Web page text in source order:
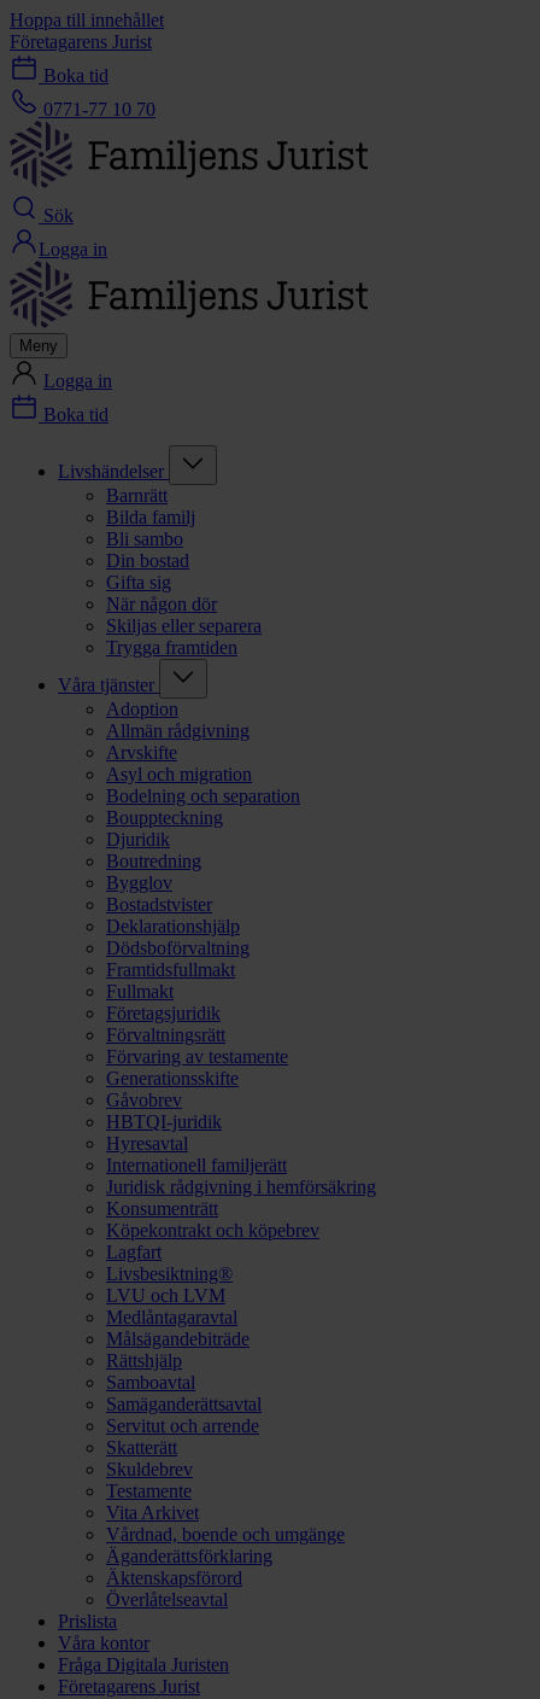
Hoppa till innehållet
Företagarens Jurist
Boka tid
0771-77 10 70
Sök
Logga in
Meny
Logga in
Boka tid
Livshändelser
Barnrätt
Bilda familj
Bli sambo
Din bostad
Gifta sig
När någon dör
Skiljas eller separera
Trygga framtiden
Våra tjänster
Adoption
Allmän rådgivning
Arvskifte
Asyl och migration
Bodelning och separation
Bouppteckning
Djuridik
Boutredning
Bygglov
Bostadstvister
Deklarationshjälp
Dödsboförvaltning
Framtidsfullmakt
Fullmakt
Företagsjuridik
Förvaltningsrätt
Förvaring av testamente
Generationsskifte
Gåvobrev
HBTQI-juridik
Hyresavtal
Internationell familjerätt
Juridisk rådgivning i hemförsäkring
Konsumenträtt
Köpekontrakt och köpebrev
Lagfart
Livsbesiktning®
LVU och LVM
Medlåntagaravtal
Målsägandebiträde
Rättshjälp
Samboavtal
Samäganderättsavtal
Servitut och arrende
Skatterätt
Skuldebrev
Testamente
Vita Arkivet
Vårdnad, boende och umgänge
Äganderättsförklaring
Äktenskapsförord
Överlåtelseavtal
Prislista
Våra kontor
Fråga Digitala Juristen
Företagarens Jurist